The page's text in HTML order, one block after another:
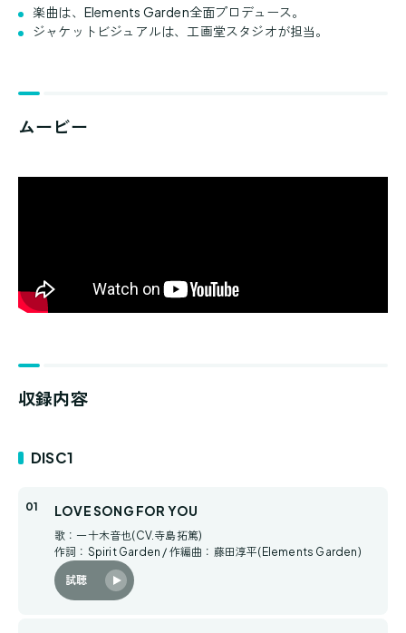
楽曲は、Elements Garden全面プロデュース。
ジャケットビジュアルは、工画堂スタジオが担当。
ムービー
収録内容
DISC1
LOVE SONG FOR YOU
歌：一十木音也(CV.寺島拓篤)
作詞：Spirit Garden / 作編曲：藤田淳平(Elements Garden)
試聴